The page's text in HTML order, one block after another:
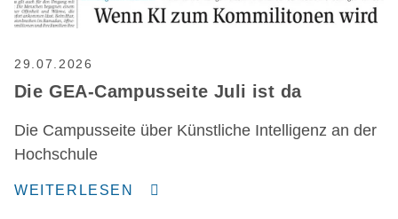
29.07.2026
Die GEA-Campusseite Juli ist da
Die Campusseite über Künstliche Intelligenz an der
Hochschule
WEITERLESEN